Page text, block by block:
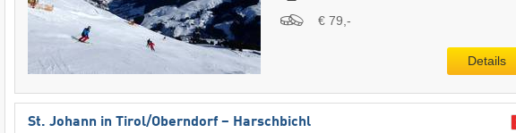
€ 79,-
Details
St. Johann in Tirol/​Oberndorf – Harschbichl